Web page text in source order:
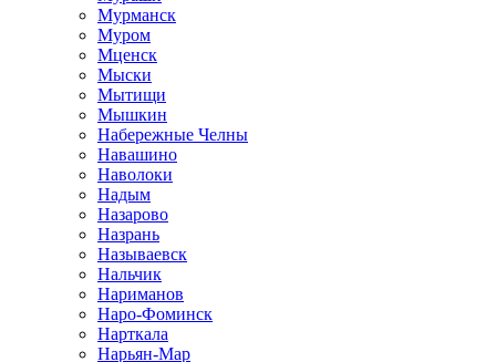
Мурманск
Муром
Мценск
Мыски
Мытищи
Мышкин
Набережные Челны
Навашино
Наволоки
Надым
Назарово
Назрань
Называевск
Нальчик
Нариманов
Наро-Фоминск
Нарткала
Нарьян-Мар